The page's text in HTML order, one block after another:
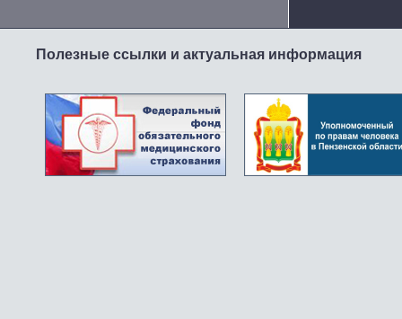
Полезные ссылки и актуальная информация